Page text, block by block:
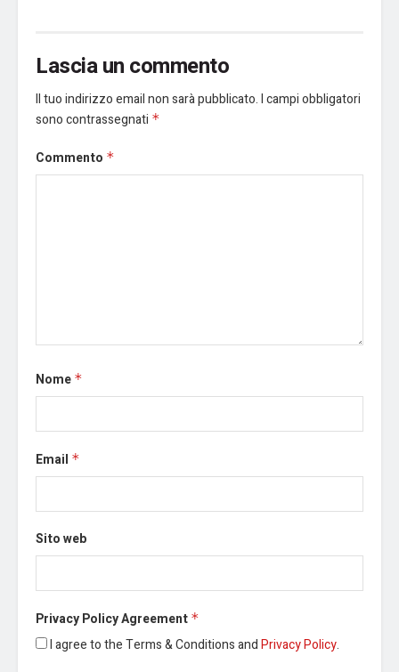
Lascia un commento
Il tuo indirizzo email non sarà pubblicato.I campi obbligatori
sono contrassegnati *
Commento *
Nome *
Email *
Sito web
Privacy Policy Agreement *
I agree to the Terms & Conditions andPrivacy Policy.